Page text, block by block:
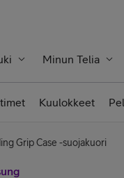
Minun Telia
Kuulokkeet
Grip Case -suojakuori